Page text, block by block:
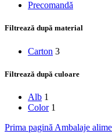
Precomandă
Filtrează după material
Carton 3
Filtrează după culoare
Alb 1
Color 1
Prima pagină Ambalaje